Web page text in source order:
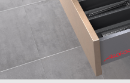
UNTERNEHMEN
KONTAKT